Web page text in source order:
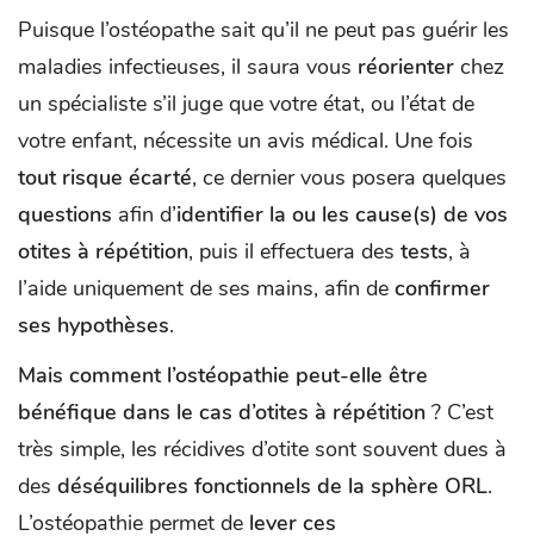
Puisque l’ostéopathe sait qu’il ne peut pas guérir les
maladies infectieuses, il saura vous réorienter chez
un spécialiste s’il juge que votre état, ou l’état de
votre enfant, nécessite un avis médical. Une fois
tout risque écarté, ce dernier vous posera quelques
questions afin d’identifier la ou les cause(s) de vos
otites à répétition, puis il effectuera des tests, à
l’aide uniquement de ses mains, afin de confirmer
ses hypothèses.
Mais comment l’ostéopathie peut-elle être
bénéfique dans le cas d’otites à répétition ? C’est
très simple, les récidives d’otite sont souvent dues à
des déséquilibres fonctionnels de la sphère ORL.
L’ostéopathie permet de lever ces